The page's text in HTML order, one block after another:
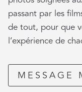
passant par les
de tout, pour que
l’expérience de
MESSAGE